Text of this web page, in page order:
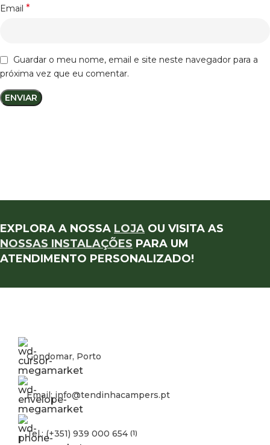
Email *
Guardar o meu nome, email e site neste navegador para a
próxima vez que eu comentar.
EXPLORA A NOSSA LOJA OU VISITA AS
NOSSAS INSTALAÇÕES PARA UM
ATENDIMENTO PERSONALIZADO!
Gondomar, Porto
Email: info@tendinhacampers.pt
Tel.: (+351) 939 000 654 (1)